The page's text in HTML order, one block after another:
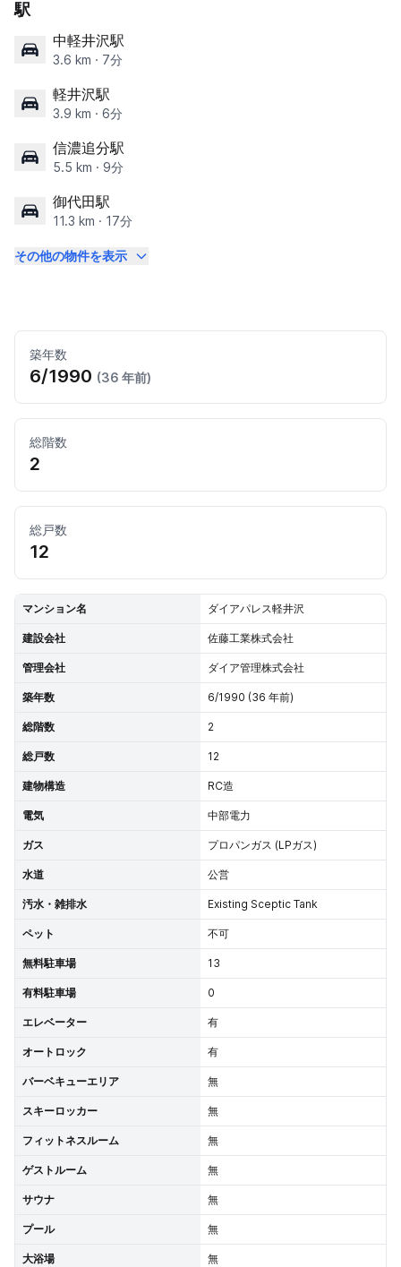
駅
中軽井沢駅
3.6 km · 7分
軽井沢駅
3.9 km · 6分
信濃追分駅
5.5 km · 9分
御代田駅
11.3 km · 17分
その他の物件を表示
築年数
6/1990 (36 年前)
総階数
2
総戸数
12
マンション名 ダイアパレス軽井沢
建設会社 佐藤工業株式会社
管理会社 ダイア管理株式会社
築年数 6/1990 (36 年前)
総階数 2
総戸数 12
建物構造 RC造
電気 中部電力
ガス プロパンガス (LPガス)
水道 公営
汚水・雑排水 Existing Sceptic Tank
ペット 不可
無料駐車場 13
有料駐車場 0
エレベーター 有
オートロック 有
バーベキューエリア 無
スキーロッカー 無
フィットネスルーム 無
ゲストルーム 無
サウナ 無
プール 無
大浴場 無